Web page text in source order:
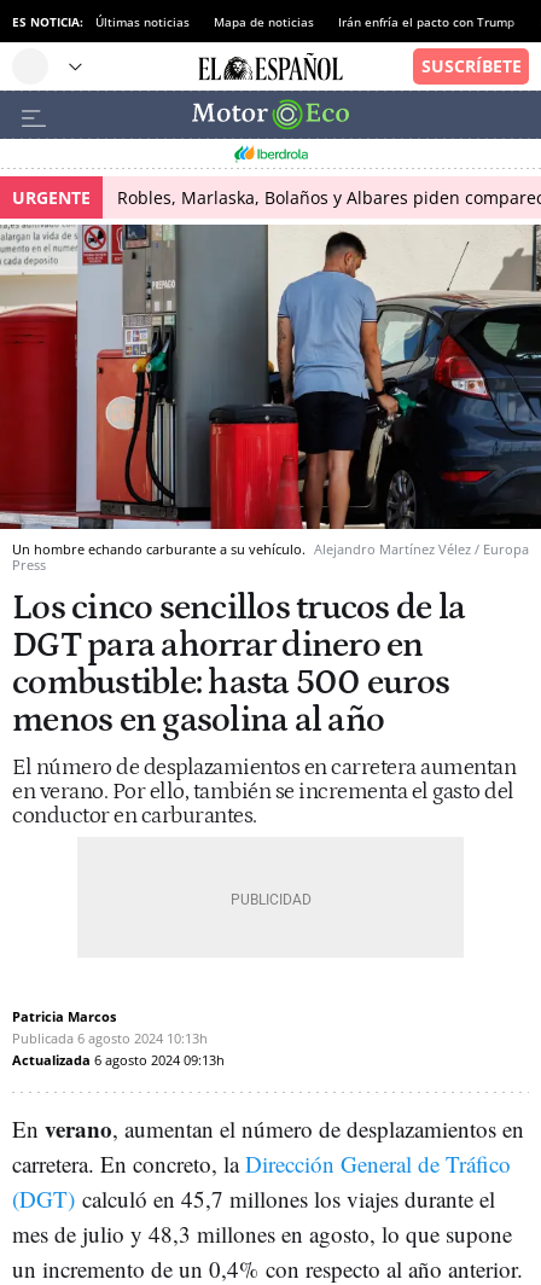
ES NOTICIA: Últimas noticias Mapa de noticias Irán enfría el pacto con Trump
URGENTE Robles, Marlaska, Bolaños y Albares piden
Un hombre echando carburante a su vehículo. Alejandro Martínez Vélez / Europa
Press
Los cinco sencillos trucos de la
DGT para ahorrar dinero en
combustible: hasta 500 euros
menos en gasolina al año
El número de desplazamientos en carretera aumentan
en verano. Por ello, también se incrementa el gasto del
conductor en carburantes.
Patricia Marcos
Publicada 6 agosto 2024 10:13h
Actualizada 6 agosto 2024 09:13h
En verano, aumentan el número de desplazamientos en
carretera. En concreto, laDirección General de Tráfico
(DGT) calculó en 45,7 millones los viajes durante el
mes de julio y 48,3 millones en agosto, lo que supone
un incremento de un 0,4% con respecto al año anterior.